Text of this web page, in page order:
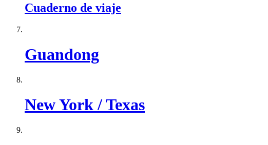
Cuaderno de viaje
Guandong
New York / Texas